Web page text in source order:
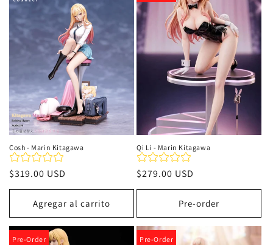
Cosh - Marin Kitagawa
Precio
habitual
$319.00 USD
Agregar al carrito
Qi Li - Marin Kitagawa
Precio
habitual
$279.00 USD
Pre-order
Pre-Order Pre-Order